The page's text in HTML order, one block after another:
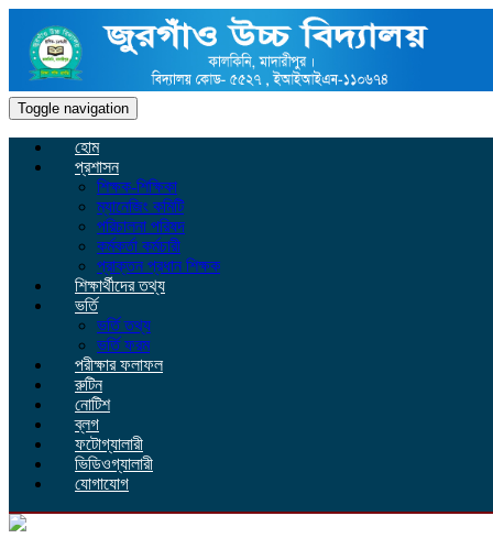
Toggle navigation
হোম
প্রশাসন
শিক্ষক-শিক্ষিকা
ম্যানেজিং কমিটি
পরিচালনা পরিষদ
কর্মকর্তা কর্মচারী
প্রাক্তন প্রধান শিক্ষক
শিক্ষার্থীদের তথ্য
ভর্তি
ভর্তি তথ্য
ভর্তি ফরম
পরীক্ষার ফলাফল
রুটিন
নোটিশ
ব্লগ
ফটোগ্যালারী
ভিডিওগ্যালারী
যোগাযোগ